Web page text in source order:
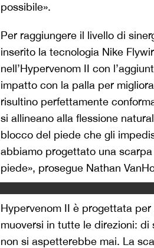
possibile».
Per raggiungere il livello di
inserito la tecnologia Nike
nell’Hypervenom II con
impatto con la palla per
risultino perfettamente
si allineano alla flessione
blocco del piede che gli
abbiamo progettato una
piede», prosegue Nathan
Hypervenom II è progettata
muoversi in tutte le direzioni: di
non si aspetterebbe mai. La